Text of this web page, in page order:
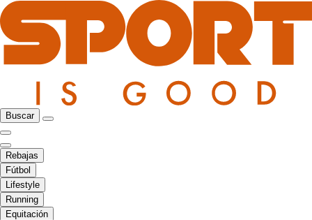
Buscar
Rebajas
Fútbol
Lifestyle
Running
Equitación